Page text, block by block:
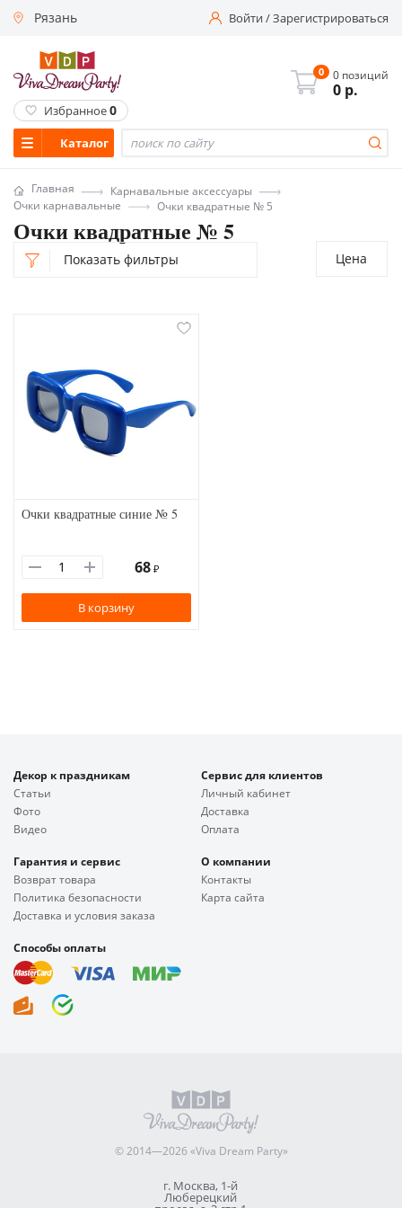
Рязань Войти/Зарегистрироваться
Каталог
0 0 позиций
0 р.
Избранное0
Главная
Карнавальные аксессуары
Очки карнавальные
Очки квадратные № 5
Очки квадратные № 5
Показать фильтры Цена
Очки квадратные синие № 5
68 ₽
В корзину
Декор к праздникам
Статьи
Фото
Видео
Сервис для клиентов
Личный кабинет
Доставка
Оплата
Гарантия и сервис
Возврат товара
Политика безопасности
Доставка и условия заказа
О компании
Контакты
Карта сайта
Способы оплаты
© 2014—2026 «Viva Dream Party»
г. Москва, 1-й
Люберецкий